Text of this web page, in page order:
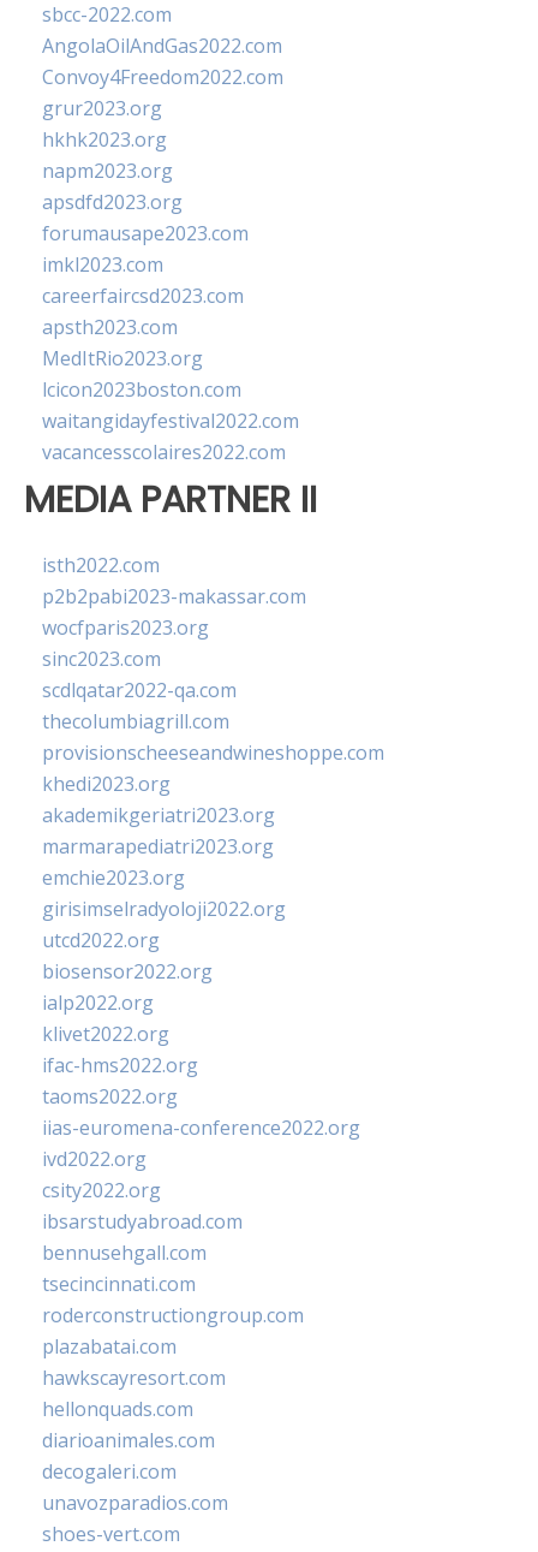
sbcc-2022.com
AngolaOilAndGas2022.com
Convoy4Freedom2022.com
grur2023.org
hkhk2023.org
napm2023.org
apsdfd2023.org
forumausape2023.com
imkl2023.com
careerfaircsd2023.com
apsth2023.com
MedItRio2023.org
lcicon2023boston.com
waitangidayfestival2022.com
vacancesscolaires2022.com
MEDIA PARTNER II
isth2022.com
p2b2pabi2023-makassar.com
wocfparis2023.org
sinc2023.com
scdlqatar2022-qa.com
thecolumbiagrill.com
provisionscheeseandwineshoppe.com
khedi2023.org
akademikgeriatri2023.org
marmarapediatri2023.org
emchie2023.org
girisimselradyoloji2022.org
utcd2022.org
biosensor2022.org
ialp2022.org
klivet2022.org
ifac-hms2022.org
taoms2022.org
iias-euromena-conference2022.org
ivd2022.org
csity2022.org
ibsarstudyabroad.com
bennusehgall.com
tsecincinnati.com
roderconstructiongroup.com
plazabatai.com
hawkscayresort.com
hellonquads.com
diarioanimales.com
decogaleri.com
unavozparadios.com
shoes-vert.com